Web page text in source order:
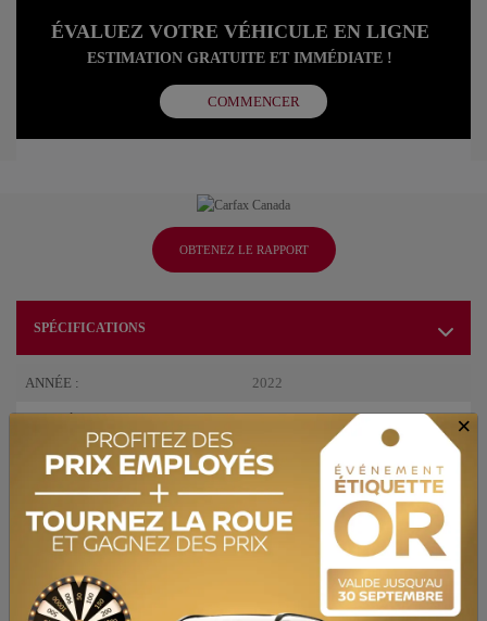
OBTENEZ LE RAPPORT
SPÉCIFICATIONS
ANNÉE : 2022
TRANSMISSION : Automatique
MOTRICITÉ : Traction avant
MOTEUR : 4 Cylindres
MOTEUR (L) :
CARBURANT : Essence
ÉVALUEZ VOTRE VÉHICULE EN LIGNE
ESTIMATION GRATUITE ET IMMÉDIATE !
COMMENCER
×